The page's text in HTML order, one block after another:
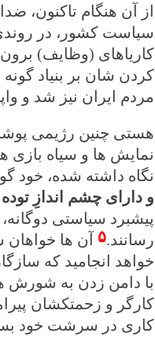
از آن هنگام تاکنون،
سیاست کشور، در
کاریاهای (وظایف)
کردن شان بر بنیاد
مردم ایران نیز شد و
هستی چنین رژیمی
نمایش ها و سیاه بازی
نگاه داشته شده، خود
و دارای چشم اندازِ
پیشبرد سیاستی
رسانند.۵ آن ها
خواهد انجامید که
با دامن زدن به شورش
کارگر و زحمتکشان
کاری در سرشت خود